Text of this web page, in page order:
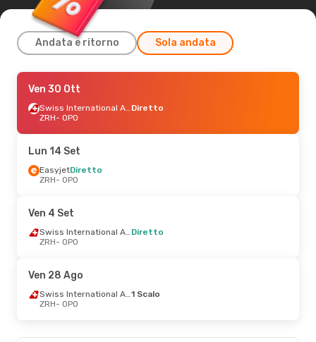
Andata e ritorno Sola andata
Gio 22 Ott- Lun 26 Ott
EasyjetDiretto
ZRH- OPO
OPO- ZRH
Ven 4 Set- Ven 11 Set
ZRH - OPO
Diretto
OPO - ZRH
Ven 16 Ott- Mar 20 Ott
Diretto
Ven 30 Ott
Swiss International Air Lines Diretto
ZRH- OPO
Lun 14 Set
EasyjetDiretto
ZRH- OPO
Ven 4 Set
Swiss International Air Lines Diretto
ZRH- OPO
Ven 28 Ago
Swiss International Air Lines1 Scalo
ZRH- OPO